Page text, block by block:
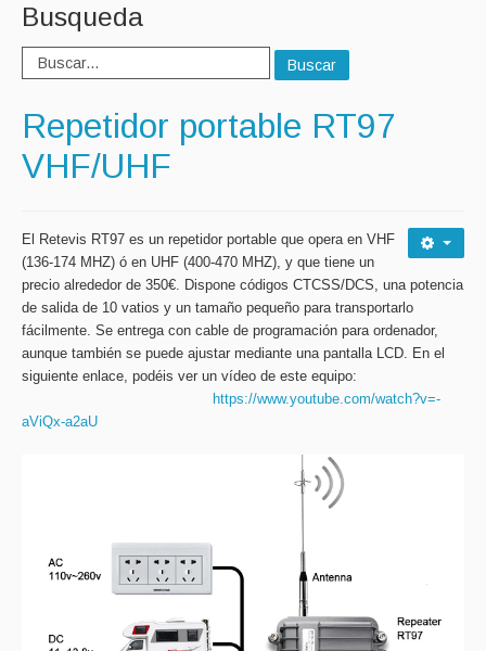
Busqueda
Buscar
Repetidor portable RT97
VHF/UHF
El Retevis RT97 es un repetidor portable que opera en VHF
(136-174 MHZ) ó en UHF (400-470 MHZ), y que tiene un
precio alrededor de 350€. Dispone códigos CTCSS/DCS, una potencia
de salida de 10 vatios y un tamaño pequeño para transportarlo
fácilmente. Se entrega con cable de programación para ordenador,
aunque también se puede ajustar mediante una pantalla LCD. En el
siguiente enlace, podéis ver un vídeo de este equipo:
https://www.youtube.com/watch?v=-
aViQx-a2aU